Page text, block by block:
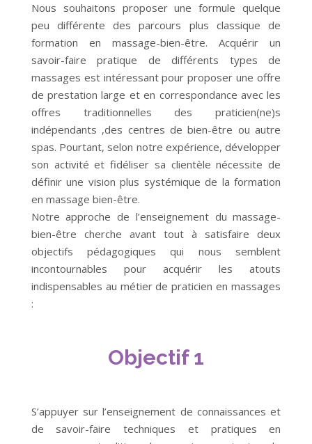
Nous souhaitons proposer une formule quelque
peu différente des parcours plus classique de
formation en massage-bien-être. Acquérir un
savoir-faire pratique de différents types de
massages est intéressant pour proposer une offre
de prestation large et en correspondance avec les
offres traditionnelles des praticien(ne)s
indépendants ,des centres de bien-être ou autre
spas. Pourtant, selon notre expérience, développer
son activité et fidéliser sa clientèle nécessite de
définir une vision plus systémique de la formation
en massage bien-être.
Notre approche de l’enseignement du massage-
bien-être cherche avant tout à satisfaire deux
objectifs pédagogiques qui nous semblent
incontournables pour acquérir les atouts
indispensables au métier de praticien en massages
:
Objectif 1
S’appuyer sur l’enseignement de connaissances et
de savoir-faire techniques et pratiques en